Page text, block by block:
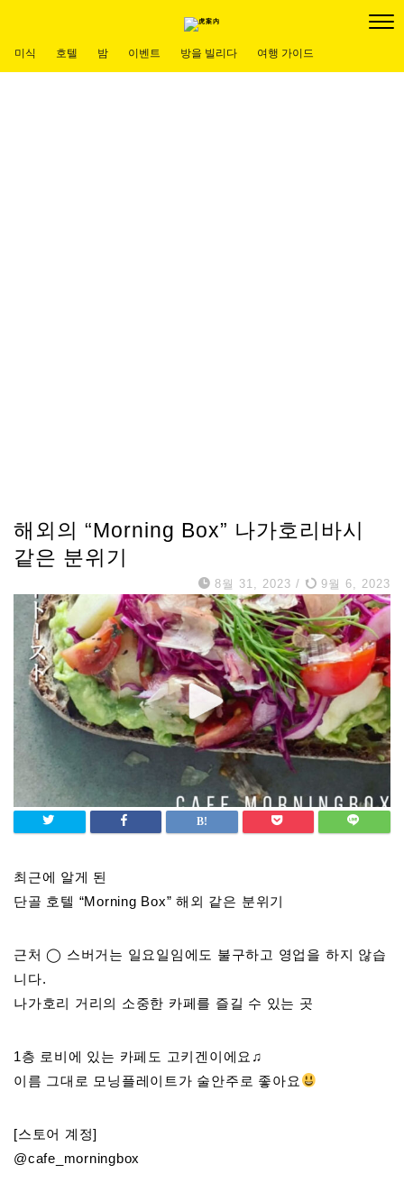
미식 호텔 밤 이벤트 방을 빌리다 여행 가이드
해외의 “Morning Box” 나가호리바시
같은 분위기
8월 31, 2023 / 9월 6, 2023
최근에 알게 된
단골 호텔 “Morning Box” 해외 같은 분위기
근처 ◯ 스버거는 일요일임에도 불구하고 영업을 하지 않습
니다.
나가호리 거리의 소중한 카페를 즐길 수 있는 곳
1층 로비에 있는 카페도 고키겐이에요♫
이름 그대로 모닝플레이트가 술안주로 좋아요
[스토어 계정]
@cafe_morningbox